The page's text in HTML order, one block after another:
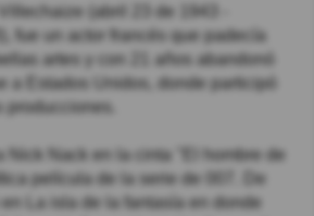
(abril 23 de 1943 -
fue un actor francés que padecía
artes y con 21 años abandonó
a Estados Unidos, donde participó
producciones.
Nick Nack en la cinta "El hombre de
película de la serie de 007. De
en La isla de la fantasía en donde